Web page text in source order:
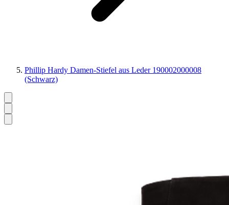
Phillip Hardy Damen-Stiefel aus Leder 190002000008
(Schwarz)